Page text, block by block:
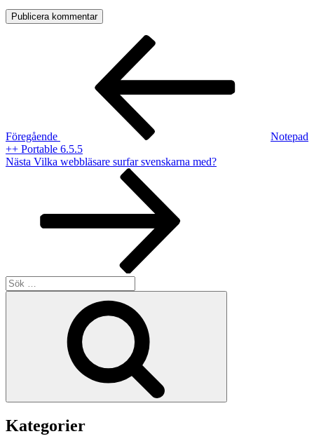
Inläggsnavigering
Föregående
Notepad
++ Portable 6.5.5
Nästa
Nästa Vilka webbläsare surfar svenskarna med?
Sök
efter:
Kategorier